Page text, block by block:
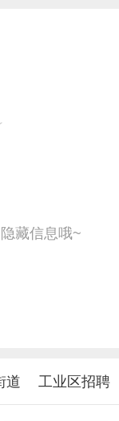
藏信息哦~
道 工业区招聘